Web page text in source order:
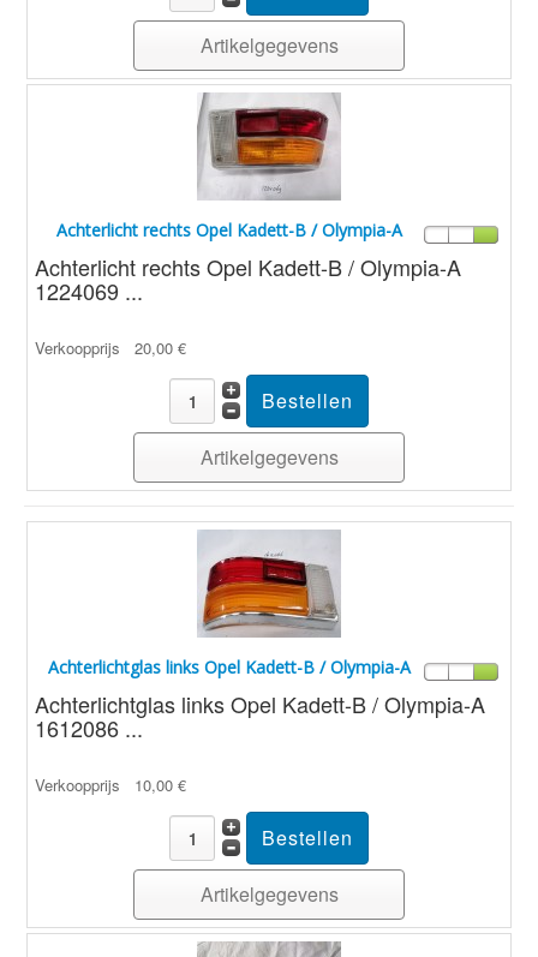
Artikelgegevens
Achterlicht rechts Opel Kadett-B / Olympia-A
Achterlicht rechts Opel Kadett-B / Olympia-A
1224069 ...
Verkoopprijs 20,00 €
Artikelgegevens
Achterlichtglas links Opel Kadett-B / Olympia-A
Achterlichtglas links Opel Kadett-B / Olympia-A
1612086 ...
Verkoopprijs 10,00 €
Artikelgegevens